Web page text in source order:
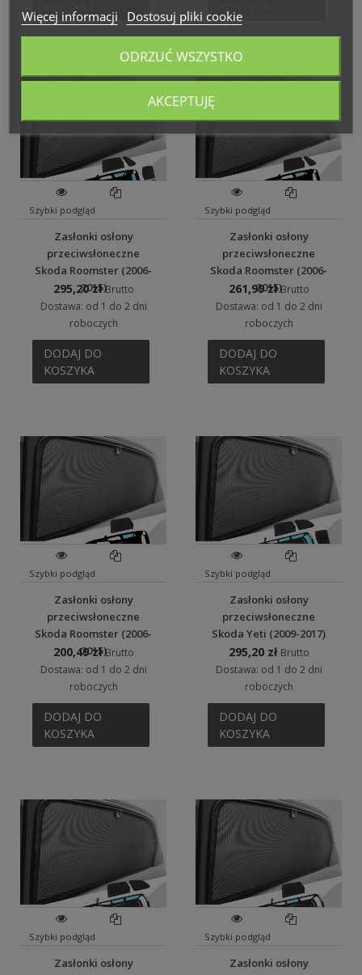
Szybki podgląd
Zasłonki osłony
przeciwsłoneczne
Skoda Roomster (2006-
2015)
295,20 zł Brutto
Dostawa: od 1 do 2 dni
roboczych
DODAJ DO
KOSZYKA
Szybki podgląd
Zasłonki osłony
przeciwsłoneczne
Skoda Roomster (2006-
2015)
261,99 zł Brutto
Dostawa: od 1 do 2 dni
roboczych
DODAJ DO
KOSZYKA
Szybki podgląd
Zasłonki osłony
przeciwsłoneczne
Skoda Roomster (2006-
2015)
200,49 zł Brutto
Dostawa: od 1 do 2 dni
roboczych
DODAJ DO
KOSZYKA
Szybki podgląd
Zasłonki osłony
przeciwsłoneczne
Skoda Yeti (2009-2017)
295,20 zł Brutto
Dostawa: od 1 do 2 dni
roboczych
DODAJ DO
KOSZYKA
Szybki podgląd
Zasłonki osłony
Szybki podgląd
Zasłonki osłony
Więcej informacji Dostosuj pliki cookie
ODRZUĆ WSZYSTKO
AKCEPTUJĘ